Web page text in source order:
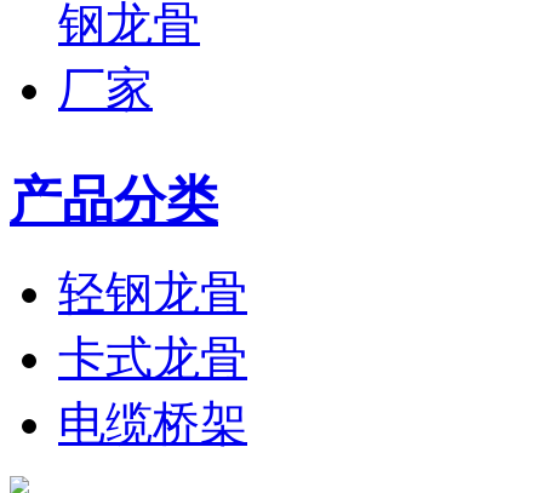
产品分类
轻钢龙骨
卡式龙骨
电缆桥架